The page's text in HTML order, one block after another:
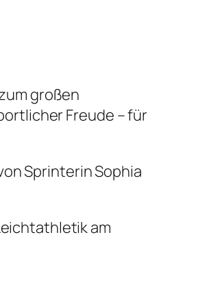
großen
Freude – für
Sprinterin Sophia
am